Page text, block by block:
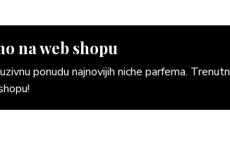
na web shopu
ponudu najnovijih niche parfema.